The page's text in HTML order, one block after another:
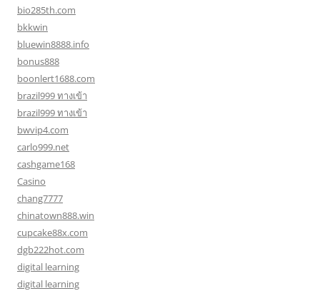
bio285th.com
bkkwin
bluewin8888.info
bonus888
boonlert1688.com
brazil999 ทางเข้า
brazil999 ทางเข้า
bwvip4.com
carlo999.net
cashgame168
Casino
chang7777
chinatown888.win
cupcake88x.com
dgb222hot.com
digital learning
digital learning